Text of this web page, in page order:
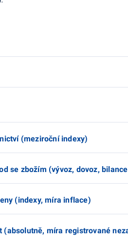
(meziroční indexy)
se zbožím (vývoz, dovoz,
(indexy, míra inflace)
(absolutně, míra registrované